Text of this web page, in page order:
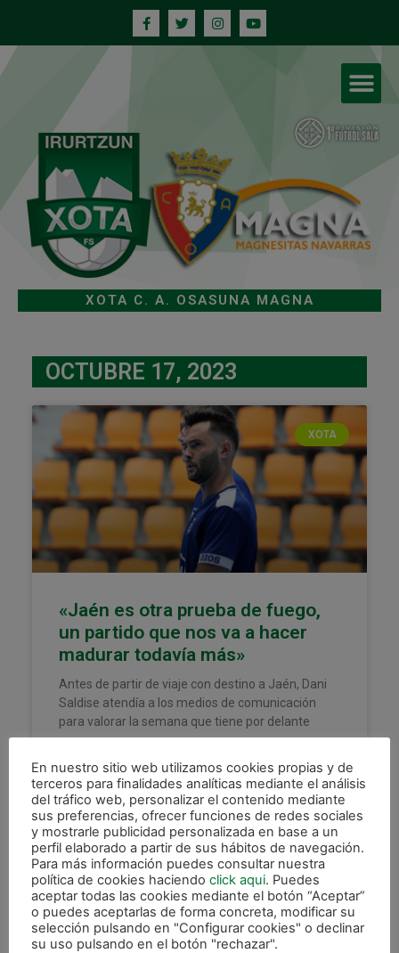
XOTA C. A. OSASUNA MAGNA
OCTUBRE 17, 2023
XOTA
«Jaén es otra prueba de fuego,
un partido que nos va a hacer
madurar todavía más»
Antes de partir de viaje con destino a Jaén, Dani
Saldise atendía a los medios de comunicación
para valorar la semana que tiene por delante
17 octubre, 2023
DESTACADAS
En nuestro sitio web utilizamos cookies propias y de
terceros para finalidades analíticas mediante el análisis
del tráfico web, personalizar el contenido mediante
sus preferencias, ofrecer funciones de redes sociales
y mostrarle publicidad personalizada en base a un
perfil elaborado a partir de sus hábitos de navegación.
Para más información puedes consultar nuestra
política de cookies haciendo click aqui. Puedes
aceptar todas las cookies mediante el botón “Aceptar”
o puedes aceptarlas de forma concreta, modificar su
selección pulsando en "Configurar cookies" o declinar
su uso pulsando en el botón "rechazar".